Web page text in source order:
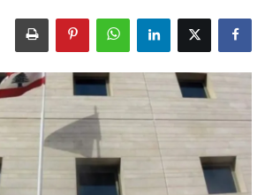
اقتصاد
علوم وتكنولوجيا
رياضة
فيديو